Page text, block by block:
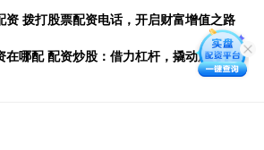
资 拨打股票配资电话，开启财富增值之路
在哪配 配资炒股：借力杠杆，撬动股市财